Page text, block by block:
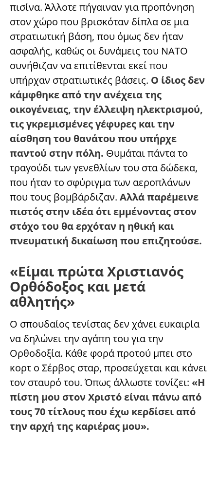
πισίνα. Άλλοτε πήγαιναν για προπόνηση
στον χώρο που βρισκόταν δίπλα σε μια
στρατιωτική βάση, που όμως δεν ήταν
ασφαλής, καθώς οι δυνάμεις του ΝΑΤΟ
συνήθιζαν να επιτίθενται εκεί που
υπήρχαν στρατιωτικές βάσεις. Ο ίδιος δεν
κάμφθηκε από την ανέχεια της
οικογένειας, την έλλειψη ηλεκτρισμού,
τις γκρεμισμένες γέφυρες και την
αίσθηση του θανάτου που υπήρχε
παντού στην πόλη. Θυμάται πάντα το
τραγούδι των γενεθλίων του στα δώδεκα,
που ήταν το σφύριγμα των αεροπλάνων
που τους βομβάρδιζαν. Αλλά παρέμεινε
πιστός στην ιδέα ότι εμμένοντας στον
στόχο του θα ερχόταν η ηθική και
πνευματική δικαίωση που επιζητούσε.
«Είμαι πρώτα Χριστιανός
Ορθόδοξος και μετά
αθλητής»
Ο σπουδαίος τενίστας δεν χάνει ευκαιρία
να δηλώνει την αγάπη του για την
Ορθοδοξία. Κάθε φορά προτού μπει στο
κορτ ο Σέρβος σταρ, προσεύχεται και κάνει
τον σταυρό του. Όπως άλλωστε τονίζει: «Η
πίστη μου στον Χριστό είναι πάνω από
τους 70 τίτλους που έχω κερδίσει από
την αρχή της καριέρας μου».